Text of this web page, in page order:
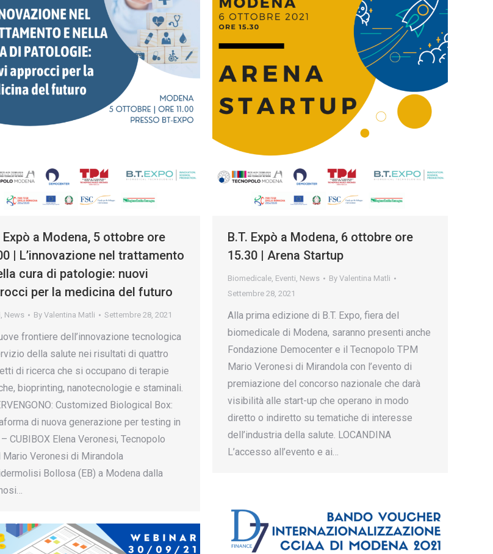
Expò a Modena, 5 ottobre ore
| L’innovazione nel trattamento
cura di patologie: nuovi
per la medicina del futuro
, News By Valentina Matli Settembre 28, 2021
frontiere dell’innovazione tecnologica
della salute nei risultati di quattro
di ricerca che si occupano di terapie
bioprinting, nanotecnologie e staminali.
Customized Biological Box:
di nuova generazione per testing in
CUBIBOX Elena Veronesi, Tecnopolo
Mario Veronesi di Mirandola
Bollosa (EB) a Modena dalla
B.T. Expò a Modena, 6 ottobre ore
15.30 | Arena Startup
Biomedicale, Eventi, News By Valentina Matli
Settembre 28, 2021
Alla prima edizione di B.T. Expo, fiera del
biomedicale di Modena, saranno presenti anche
Fondazione Democenter e il Tecnopolo TPM
Mario Veronesi di Mirandola con l’evento di
premiazione del concorso nazionale che darà
visibilità alle start-up che operano in modo
diretto o indiretto su tematiche di interesse
dell’industria della salute. LOCANDINA
L’accesso all’evento e ai…